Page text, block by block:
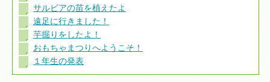
サルビアの苗を植えたよ
遠足に行きました！
芋掘りをしたよ！
おもちゃまつりへようこそ！
１年生の発表